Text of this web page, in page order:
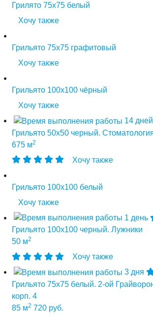
Грилято 75х75 белый
Хочу также
Грильято 75х75 графитовый
Хочу также
Грильято 100х100 чёрный
Хочу также
14 дней
Грильято 50х50 черный.
675 м2
Хочу также
Грильято 100х100 белый
Хочу также
1 день
Грильято 100х100 черный. Лужники
50 м2
Хочу также
3 дня
Грильято 75х75 белый. 2-ой
корп. 4
85 м2 720 руб.